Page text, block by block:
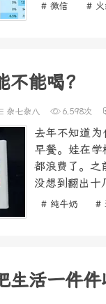
# 微信 # 火
不能喝？
杂七杂八 6,598次
去年不知道
早餐。娃在
都浪费了。之
没想到翻出十
# 纯牛奶 #
生活一件件